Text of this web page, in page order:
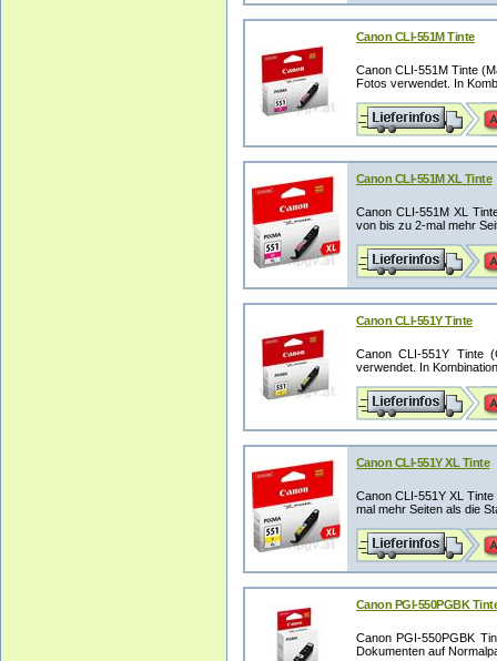
Canon CLI-551M Tinte
Canon CLI-551M Tinte
Fotos verwendet. In
Canon CLI-551M XL Tinte
Canon CLI-551M XL
von bis zu 2-mal mehr
Canon CLI-551Y Tinte
Canon CLI-551Y Tinte
verwendet. In
Canon CLI-551Y XL Tinte
Canon CLI-551Y XL
mal mehr Seiten als die
Canon PGI-550PGBK
Canon PGI-550PGBK
Dokumenten auf